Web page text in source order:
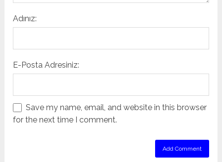
Adınız:
E-Posta Adresiniz:
Save my name, email, and website in this browser
for the next time I comment.